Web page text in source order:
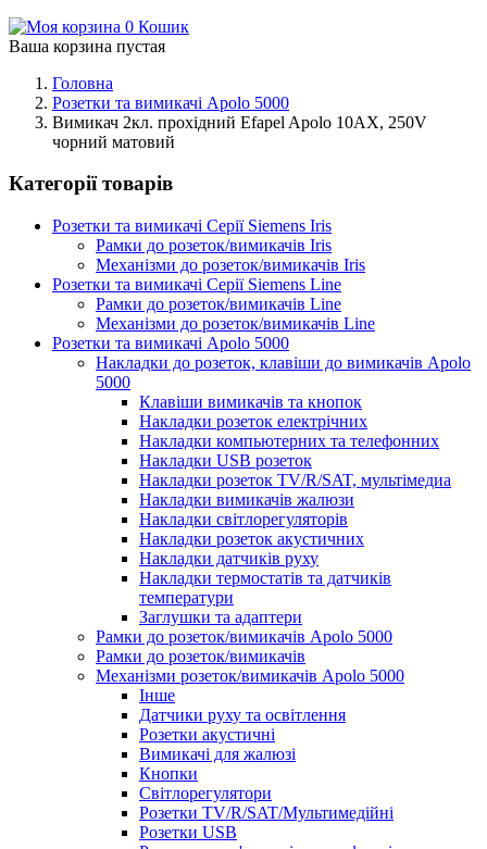
0 Кошик
Ваша корзина пустая
Головна
Розетки та вимикачі Apolo 5000
Вимикач 2кл. прохідний Efapel Apolo 10АХ, 250V
чорний матовий
Категорії товарів
Розетки та вимикачі Серії Siemens Iris
Рамки до розеток/вимикачів Iris
Механізми до розеток/вимикачів Iris
Розетки та вимикачі Серії Siemens Line
Рамки до розеток/вимикачів Line
Механізми до розеток/вимикачів Line
Розетки та вимикачі Apolo 5000
Накладки до розеток, клавіши до вимикачів Apolo
5000
Клавіши вимикачів та кнопок
Накладки розеток електрічних
Накладки компьютерних та телефонних
Накладки USB розеток
Накладки розеток TV/R/SAT, мультімедиа
Накладки вимикачів жалюзи
Накладки світлорегуляторів
Накладки розеток акустичних
Накладки датчиків руху
Накладки термостатів та датчиків
температури
Заглушки та адаптери
Рамки до розеток/вимикачів Apolo 5000
Рамки до розеток/вимикачів
Механізми розеток/вимикачів Apolo 5000
Інше
Датчики руху та освітлення
Розетки акустичні
Вимикачі для жалюзі
Кнопки
Світлорегулятори
Розетки TV/R/SAT/Мультимедійні
Розетки USB